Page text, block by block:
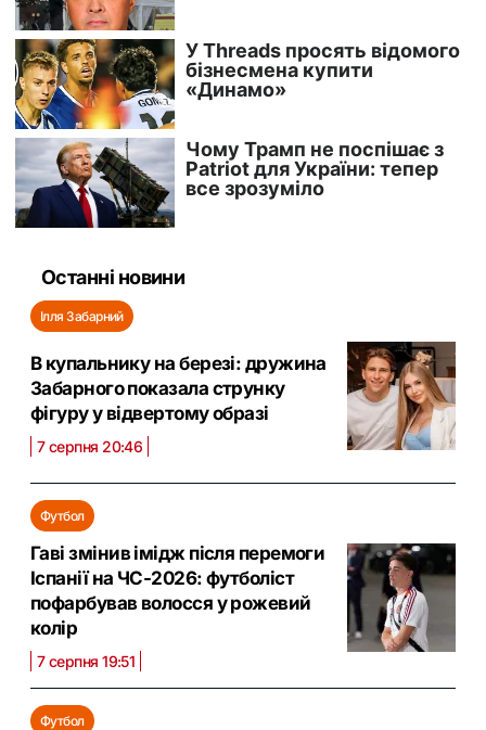
Останні новини
Ілля Забарний
В купальнику на березі: дружина
Забарного показала струнку
фігуру у відвертому образі
7 серпня 20:46
Футбол
Гаві змінив імідж після перемоги
Іспанії на ЧС-2026: футболіст
пофарбував волосся у рожевий
колір
7 серпня 19:51
Футбол